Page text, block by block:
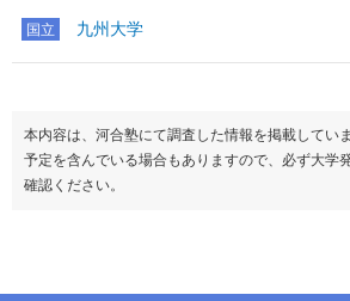
国立 九州大学
本内容は、河合塾にて調査した情報を掲載してい
予定を含んでいる場合もありますので、必ず大学
確認ください。